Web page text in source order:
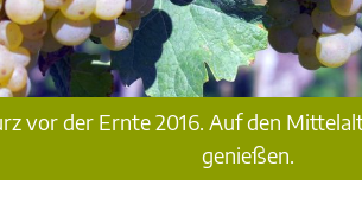
vor der Ernte 2016. Auf den
genießen.